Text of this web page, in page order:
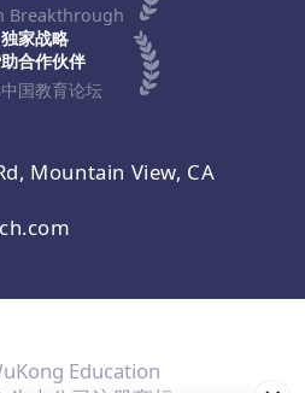
Breakthrough
独家战略
合作伙伴
国教育论坛
Mountain View, CA
Education